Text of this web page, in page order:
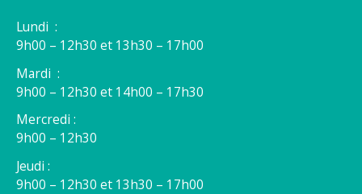
Lundi :
9h00 – 12h30 et 13h30 – 17h00
Mardi :
9h00 – 12h30 et 14h00 – 17h30
Mercredi :
9h00 – 12h30
Jeudi :
9h00 – 12h30 et 13h30 – 17h00